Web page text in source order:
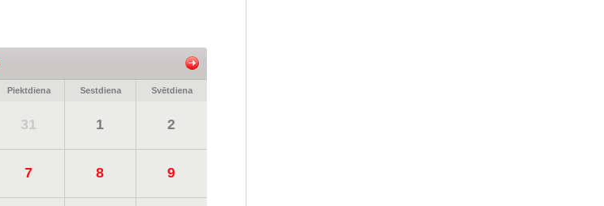
Piektdiena Sestdiena Svētdiena
31 1 2
7 8 9